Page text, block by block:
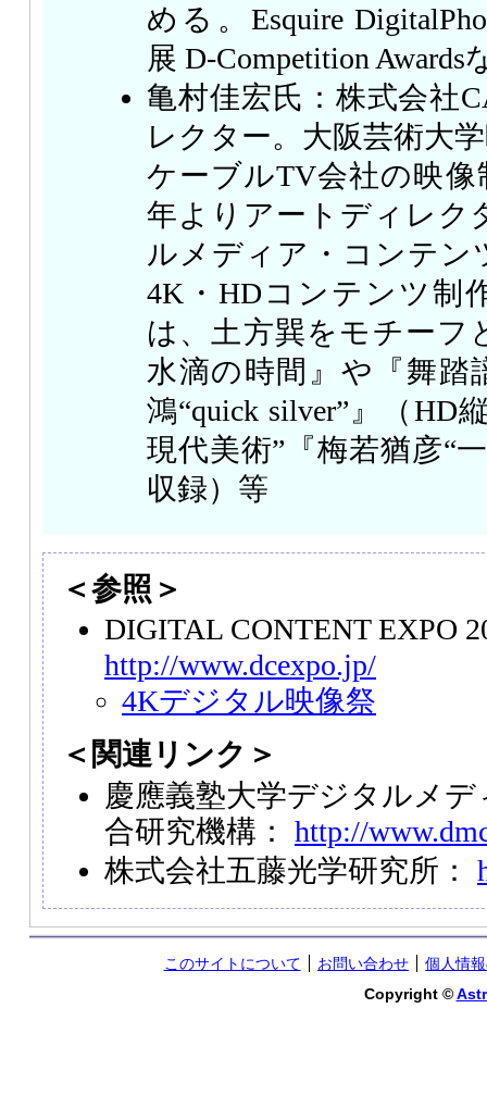
める。Esquire
展 D-Competition Awards
亀村佳宏氏：株式会社
レクター。大阪芸術大
ケーブルTV会社の映像
年よりアートディレク
ルメディア・コンテン
4K・HDコンテンツ制
は、土方巽をモチーフ
水滴の時間』や『舞踏
鴻“quick silver”』（HD
現代美術”『梅若猶彦“
収録）等
＜参照＞
DIGITAL CONTENT EXPO
http://www.dcexpo.jp/
4Kデジタル映像祭
＜関連リンク＞
慶應義塾大学デジタルメ
合研究機構： http://
株式会社五藤光学研究所：
このサイトについて お問い合わせ
個人情
Copyright ©